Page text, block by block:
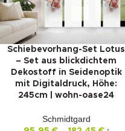
Schiebevorhang-Set Lotus
– Set aus blickdichtem
Dekostoff in Seidenoptik
mit Digitaldruck, Höhe:
245cm | wohn-oase24
Schmidtgard